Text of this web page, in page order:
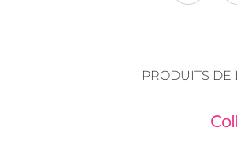
PRODUITS DE